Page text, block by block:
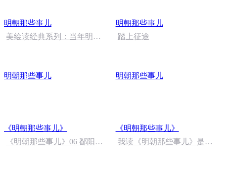
明朝那些事儿
美绘读经典系列：当年明月
明朝那些事儿
踏上征途
明朝那些事儿 明朝那些事儿
《明朝那些事儿》
《明朝那些事儿》06 鄱阳湖
《明朝那些事儿》
我读《明朝那些事儿》是夙